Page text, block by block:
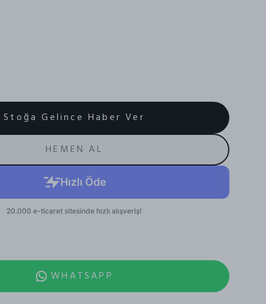
Stoğa Gelince Haber Ver
HEMEN AL
WHATSAPP